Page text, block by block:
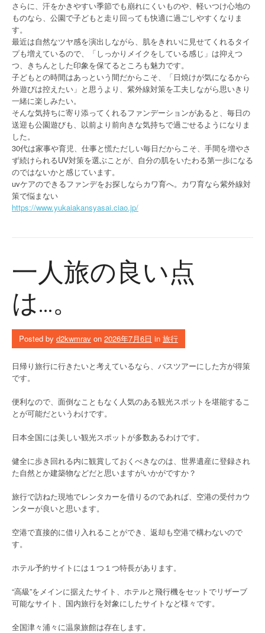
さらに、汗をかきやすい季節でも崩れにくいものや、軽いつけ心地の
ものなら、公園で子どもと走り回っても快適に過ごしやすくなりま
す。
最近は自然なツヤ感を演出しながら、肌をきれいに見せてくれるタイ
プも増えているので、「しっかりメイクをしている感じ」は抑えつ
つ、きちんとした印象を保てるところも魅力です。
子どもとの時間はあっという間だからこそ、「日焼けが気になるから
外遊びは控えたい」と思うより、紫外線対策を工夫しながら思いきり
一緒に楽しみたい。
そんな気持ちに寄り添ってくれるファンデーションがあると、毎日の
送迎も公園遊びも、以前より前向きな気持ちで過ごせるようになりま
した。
30代は家事や育児、仕事と慌ただしい毎日だからこそ、手間を増やさ
ず続けられるUV対策を選ぶことが、自分の肌をいたわる第一歩になる
のではないかと感じています。
uvケアのできるファンデをお探しならカワ育へ。カワ育なら紫外線対
策で悩まない
https://www.yukaiakansyasai.ciao.jp/
一人旅の良い点
は…。
Posted by d2kwmrav on 2026年7月6日 in 旅行
日帰り旅行に行きたいと考えているなら、バスツアーにした方が得策
です。
便利なので、面倒なこともなく人気のある観光スポットを堪能するこ
とが可能だというわけです。
日本全国には美しい観光スポットが多数あるわけです。
健全に歩き回れる内に観賞しておくべきなのは、世界遺産に登録され
た自然とか建築物などだと思いますがいかがですか？
旅行で訪ねた現地でレンタカーを借りるのであれば、空港の受付カウ
ンターが良いと思います。
空港で直接的に借り入れることができ、返却も空港で構わないので
す。
ホテル予約サイトには１つ１つ特長があります。
“高級”をメインに据えたサイト、ホテルと飛行機をセットでリザーブ
可能なサイト、国内旅行を対象にしたサイトなど様々です。
全国津々浦々に温泉旅館は存在します。